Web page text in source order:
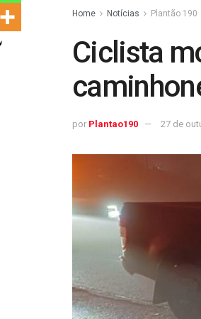
Home Notícias Plantão 190
Ciclista
por Plantao190 27 de